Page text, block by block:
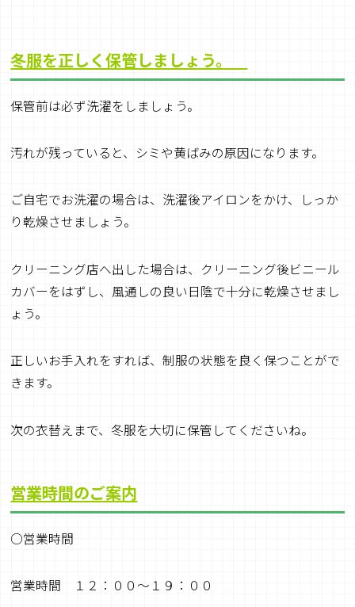
冬服を正しく保管しましょう。
保管前は必ず洗濯をしましょう。
汚れが残っていると、シミや黄ばみの原因になります。
ご自宅でお洗濯の場合は、洗濯後アイロンをかけ、しっか
り乾燥させましょう。
クリーニング店へ出した場合は、クリーニング後ビニール
カバーをはずし、風通しの良い日陰で十分に乾燥させまし
ょう。
正しいお手入れをすれば、制服の状態を良く保つことがで
きます。
次の衣替えまで、冬服を大切に保管してくださいね。
営業時間のご案内
○営業時間
営業時間 １２：００～１９：００